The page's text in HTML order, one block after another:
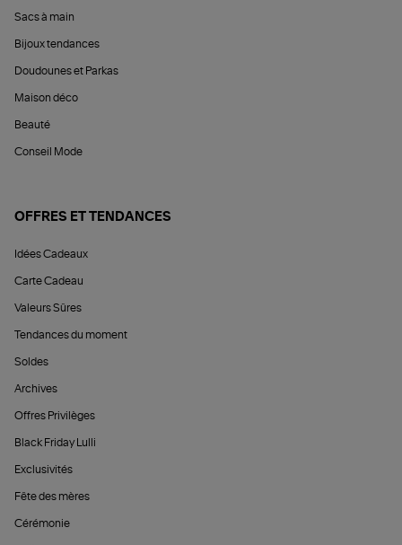
Sacs à main
Bijoux tendances
Doudounes et Parkas
Maison déco
Beauté
Conseil Mode
OFFRES ET TENDANCES
Idées Cadeaux
Carte Cadeau
Valeurs Sûres
Tendances du moment
Soldes
Archives
Offres Privilèges
Black Friday Lulli
Exclusivités
Fête des mères
Cérémonie